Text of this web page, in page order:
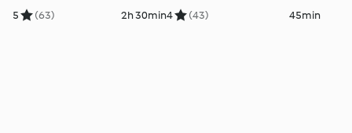
5 (63) 2h 30min4 (43) 45min